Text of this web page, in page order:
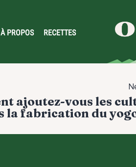
À PROPOS RECETTES
ajoutez-vous les
la fabrication du